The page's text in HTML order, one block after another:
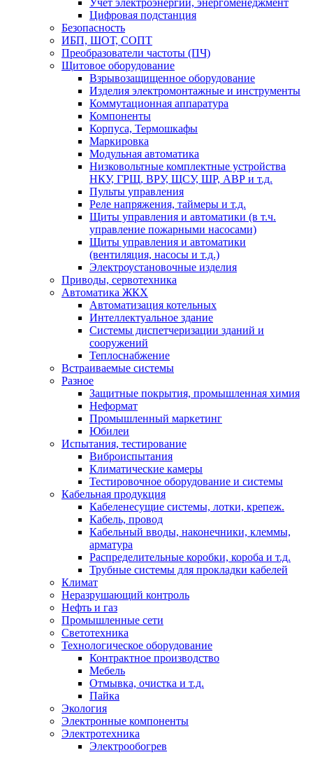
Учет электроэнергии, энергоменеджмент
Цифровая подстанция
Безопасность
ИБП, ШОТ, СОПТ
Преобразователи частоты (ПЧ)
Щитовое оборудование
Взрывозащищенное оборудование
Изделия электромонтажные и инструменты
Коммутационная аппаратура
Компоненты
Корпуса, Термошкафы
Маркировка
Модульная автоматика
Низковольтные комплектные устройства
НКУ, ГРЩ, ВРУ, ЩСУ, ШР, АВР и т.д.
Пульты управления
Реле напряжения, таймеры и т.д.
Щиты управления и автоматики (в т.ч.
управление пожарными насосами)
Щиты управления и автоматики
(вентиляция, насосы и т.д.)
Электроустановочные изделия
Приводы, сервотехника
Автоматика ЖКХ
Автоматизация котельных
Интеллектуальное здание
Системы диспетчеризации зданий и
сооружений
Теплоснабжение
Встраиваемые системы
Разное
Защитные покрытия, промышленная химия
Неформат
Промышленный маркетинг
Юбилеи
Испытания, тестирование
Виброиспытания
Климатические камеры
Тестировочное оборудование и системы
Кабельная продукция
Кабеленесущие системы, лотки, крепеж.
Кабель, провод
Кабельный вводы, наконечники, клеммы,
арматура
Распределительные коробки, короба и т.д.
Трубные системы для прокладки кабелей
Климат
Неразрушающий контроль
Нефть и газ
Промышленные сети
Светотехника
Технологическое оборудование
Контрактное производство
Мебель
Отмывка, очистка и т.д.
Пайка
Экология
Электронные компоненты
Электротехника
Электрообогрев